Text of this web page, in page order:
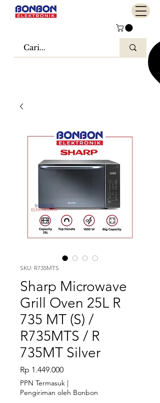
SKU: R735MTS
Sharp Microwave
Grill Oven 25L R
735 MT (S) /
R735MTS / R
735MT Silver
Rp 1.449.000Harga
PPN Termasuk |
Pengiriman oleh Bonbon